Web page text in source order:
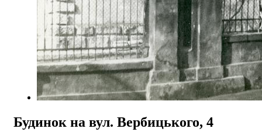
Будинок на вул. Вербицького, 4